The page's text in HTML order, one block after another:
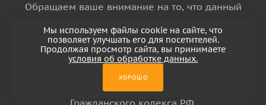
Обращаем ваше внимание на то, что данный
информационный характер и ни при каких
условиях информационные материалы и цены,
Мы используем файлы cookie на сайте, что
позволяет улучшать его для посетителей.
Продолжая просмотр сайта, вы принимаете
условия об обработке данных.
ХОРОШО